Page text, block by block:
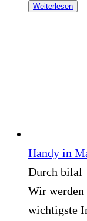
Weiterlesen
Handy in
Durch bilal
Wir
wichtigste